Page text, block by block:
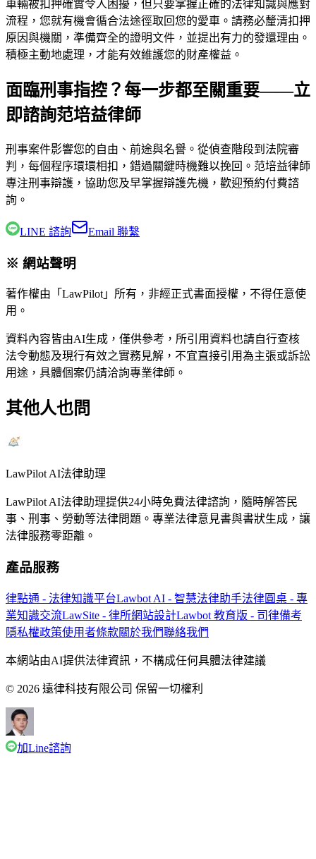
車輛被扣押確實令人困擾，但只要掌握正確的法律知識與應對
流程，您就有機會循合法途徑取回您的愛車。請務必釐清扣押
原因與機關，準備齊全的證明文件，並提出有力的發還理由。
積極主動地處理，才能有效維護您的財產權益。
面臨刑事指控？每一步都至關重要——立
即諮詢范培益律師
刑事案件影響您的自由、前途與名譽。從偵查階段到法院審
判，每個程序環環相扣，錯過關鍵時機難以挽回。 范培益律師
專注刑事辯護，協助您及早掌握辯護先機，歡迎預約付費諮
詢。
LINE 諮詢 Email 聯繫
※ 網站聲明
著作權由「LawPilot」所有，非經正式書面授權，不得任意使
用。
資料內容皆由AI生成，僅供參考，所引用資料也請自行查核
法令動態及現行有效之實務見解，不宜直接引用為主張或訴訟
用途，具體個案仍請洽詢專業律師。
其他人也問
LawPilot AI法律助理
LawPilot AI法律助理提供24小時免費法律諮詢，隨時解答民
事、刑事、勞動等法律問題。專業法律意見書與書狀生成，讓
法律服務零距離。
產品服務
律點通 - 法律知識平台Lawbot AI - 智慧法律助手法律圓桌 - 專
業知識交流LawSite - 律所網站設計Lawbot 教育版 - 司律備考
隱私權政策使用者條款關於我們聯絡我們
本網站由AI提供法律資訊，不構成任何具體法律建議
© 2026 遠律科技有限公司 保留一切權利
加Line諮詢